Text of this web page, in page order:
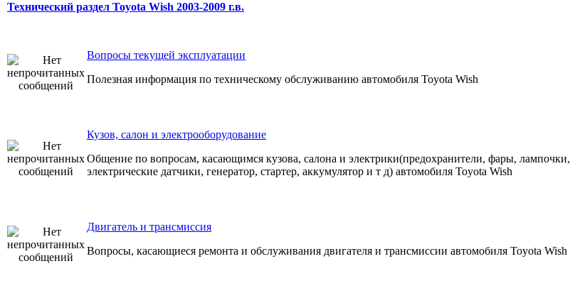
Технический раздел Toyota Wish 2003-2009 г.в.
Вопросы текущей эксплуатации
Полезная информация по техническому обслуживанию автомобиля Toyota Wish
Кузов, салон и электрооборудование
Общение по вопросам, касающимся кузова, салона и электрики(предохранители, фары, лампочки,
электрические датчики, генератор, стартер, аккумулятор и т д) автомобиля Toyota Wish
Двигатель и трансмиссия
Вопросы, касающиеся ремонта и обслуживания двигателя и трансмиссии автомобиля Toyota Wish